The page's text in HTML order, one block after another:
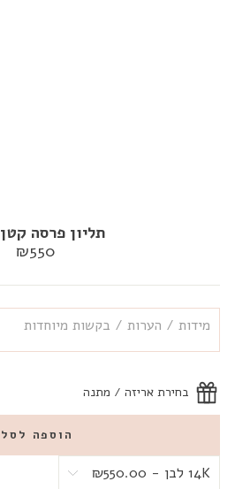
תליון פרסה קטן 14K
מחיר
₪550
בחירת אריזה / מתנה
הוספה לסל